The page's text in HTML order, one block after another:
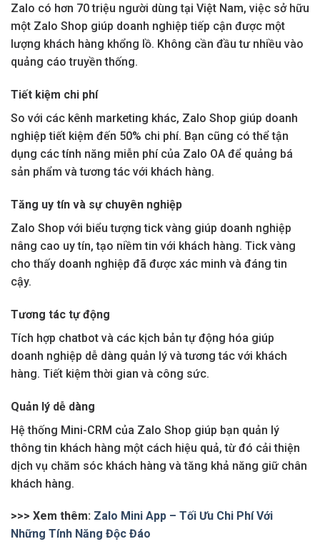
Zalo có hơn 70 triệu người dùng tại Việt Nam, việc sở hữu
một Zalo Shop giúp doanh nghiệp tiếp cận được một
lượng khách hàng khổng lồ. Không cần đầu tư nhiều vào
quảng cáo truyền thống.
Tiết kiệm chi phí
So với các kênh marketing khác, Zalo Shop giúp doanh
nghiệp tiết kiệm đến 50% chi phí. Bạn cũng có thể tận
dụng các tính năng miễn phí của Zalo OA để quảng bá
sản phẩm và tương tác với khách hàng.
Tăng uy tín và sự chuyên nghiệp
Zalo Shop với biểu tượng tick vàng giúp doanh nghiệp
nâng cao uy tín, tạo niềm tin với khách hàng. Tick vàng
cho thấy doanh nghiệp đã được xác minh và đáng tin
cậy.
Tương tác tự động
Tích hợp chatbot và các kịch bản tự động hóa giúp
doanh nghiệp dễ dàng quản lý và tương tác với khách
hàng. Tiết kiệm thời gian và công sức.
Quản lý dễ dàng
Hệ thống Mini-CRM của Zalo Shop giúp bạn quản lý
thông tin khách hàng một cách hiệu quả, từ đó cải thiện
dịch vụ chăm sóc khách hàng và tăng khả năng giữ chân
khách hàng.
>>> Xem thêm: Zalo Mini App – Tối Ưu Chi Phí Với
Những Tính Năng Độc Đáo